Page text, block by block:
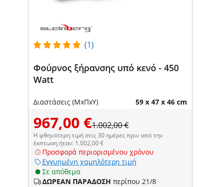
(1)
Φούρνος ξήρανσης υπό κενό - 450
Watt
Διαστάσεις (ΜxΠxΥ) 59 x 47 x 46 cm
967,00 €1.002,00 €
Η φθηνότερη τιμή στις 30 ημέρες πριν από την
έκπτωση ήταν: 1.002,00 €
Προσφορά περιορισμένου χρόνου
Εγγυημένη χαμηλότερη τιμή
Σε απόθεμα
ΔΩΡΕΑΝ ΠΑΡΑΔΟΣΗ περίπου 21/8